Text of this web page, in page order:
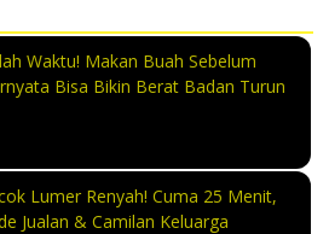
Waktu! Makan Buah Sebelum
Bisa Bikin Berat Badan Turun
Lumer Renyah! Cuma 25 Menit,
Jualan & Camilan Keluarga